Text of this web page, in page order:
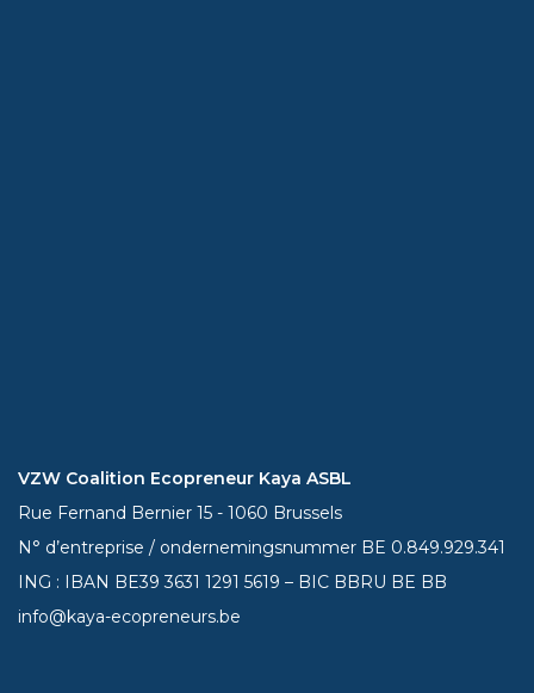
VZW Coalition Ecopreneur Kaya ASBL
Rue Fernand Bernier 15 - 1060 Brussels
N° d’entreprise / ondernemingsnummer BE 0.849.929.341
ING : IBAN BE393631 1291 5619 – BIC BBRU BE BB
info@kaya-ecopreneurs.be